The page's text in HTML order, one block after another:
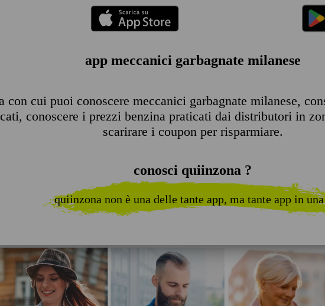
app meccanici garbagnate milanese
con cui puoi conoscere meccanici garbagnate milanese,
conoscere i prezzi benzina praticati dai distributori in
scarirare i coupon per risparmiare.
conosci quiinzona ?
quiinzona non è una delle tante app, ma tante app in